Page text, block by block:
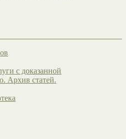
с доказанной
Архив статей.